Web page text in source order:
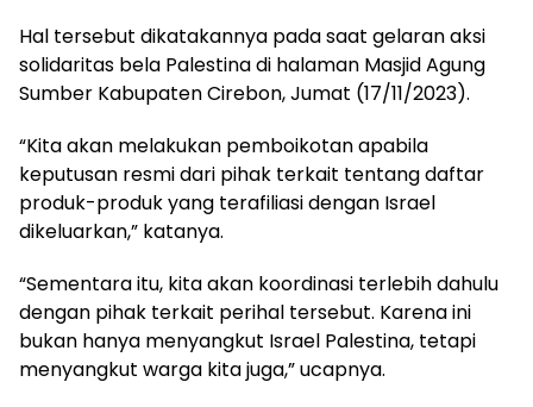
Hal tersebut dikatakannya pada saat gelaran aksi
solidaritas bela Palestina di halaman Masjid Agung
Sumber Kabupaten Cirebon, Jumat (17/11/2023).
“Kita akan melakukan pemboikotan apabila
keputusan resmi dari pihak terkait tentang daftar
produk-produk yang terafiliasi dengan Israel
dikeluarkan,” katanya.
“Sementara itu, kita akan koordinasi terlebih dahulu
dengan pihak terkait perihal tersebut. Karena ini
bukan hanya menyangkut Israel Palestina, tetapi
menyangkut warga kita juga,” ucapnya.